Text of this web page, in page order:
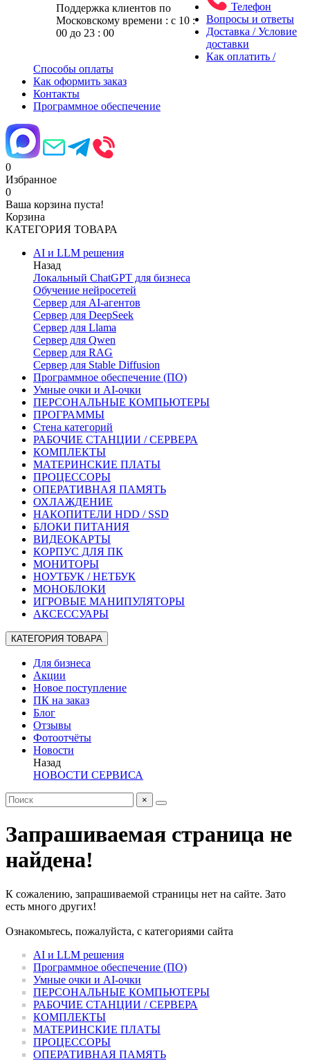
Поддержка клиентов по
Московскому времени : с 10 :
00 до 23 : 00
Телефон
Вопросы и ответы
Доставка / Условие
доставки
Как оплатить /
Способы оплаты
Как оформить заказ
Контакты
Программное обеспечение
0
Избранное
0
Ваша корзина пуста!
Корзина
КАТЕГОРИЯ ТОВАРА
AI и LLM решения
Назад
Локальный ChatGPT для бизнеса
Обучение нейросетей
Сервер для AI-агентов
Сервер для DeepSeek
Сервер для Llama
Сервер для Qwen
Сервер для RAG
Сервер для Stable Diffusion
Программное обеспечение (ПО)
Умные очки и AI-очки
ПЕРСОНАЛЬНЫЕ КОМПЬЮТЕРЫ
ПРОГРАММЫ
Стена категорий
РАБОЧИЕ СТАНЦИИ / СЕРВЕРА
КОМПЛЕКТЫ
МАТЕРИНСКИЕ ПЛАТЫ
ПРОЦЕССОРЫ
ОПЕРАТИВНАЯ ПАМЯТЬ
ОХЛАЖДЕНИЕ
НАКОПИТЕЛИ HDD / SSD
БЛОКИ ПИТАНИЯ
ВИДЕОКАРТЫ
КОРПУС ДЛЯ ПК
МОНИТОРЫ
НОУТБУК / НЕТБУК
МОНОБЛОКИ
ИГРОВЫЕ МАНИПУЛЯТОРЫ
АКСЕССУАРЫ
КАТЕГОРИЯ ТОВАРА
Для бизнеса
Акции
Новое поступление
ПК на заказ
Блог
Отзывы
Фотоотчёты
Новости
Назад
НОВОСТИ СЕРВИСА
×
Запрашиваемая страница не
найдена!
К сожалению, запрашиваемой страницы нет на сайте. Зато
есть много других!
Ознакомьтесь, пожалуйста, с категориями сайта
AI и LLM решения
Программное обеспечение (ПО)
Умные очки и AI-очки
ПЕРСОНАЛЬНЫЕ КОМПЬЮТЕРЫ
РАБОЧИЕ СТАНЦИИ / СЕРВЕРА
КОМПЛЕКТЫ
МАТЕРИНСКИЕ ПЛАТЫ
ПРОЦЕССОРЫ
ОПЕРАТИВНАЯ ПАМЯТЬ